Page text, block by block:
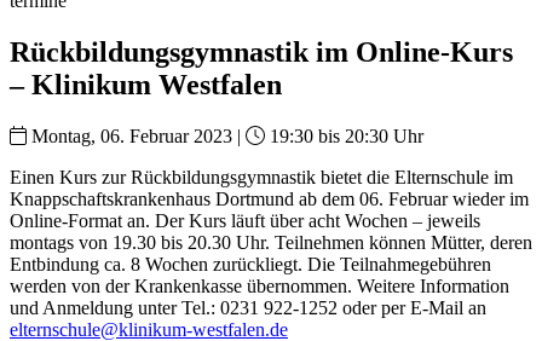
Rückbildungsgymnastik im Online-Kurs
– Klinikum Westfalen
Montag, 06. Februar 2023 |
19:30 bis 20:30 Uhr
Einen Kurs zur Rückbildungsgymnastik bietet die Elternschule im
Knappschaftskrankenhaus Dortmund ab dem 06. Februar wieder im
Online-Format an. Der Kurs läuft über acht Wochen – jeweils
montags von 19.30 bis 20.30 Uhr. Teilnehmen können Mütter, deren
Entbindung ca. 8 Wochen zurückliegt. Die Teilnahmegebühren
werden von der Krankenkasse übernommen. Weitere Information
und Anmeldung unter Tel.: 0231 922-1252 oder per E-Mail an
elternschule@klinikum-westfalen.de